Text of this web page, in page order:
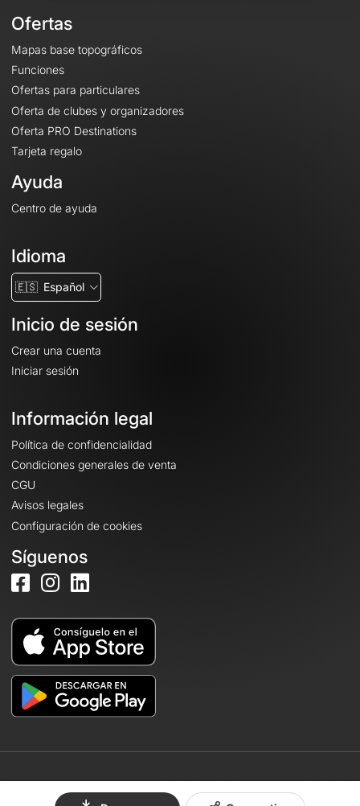
Ofertas
Mapas base topográficos
Funciones
Ofertas para particulares
Oferta de clubes y organizadores
Oferta PRO Destinations
Tarjeta regalo
Ayuda
Centro de ayuda
Idioma
🇪🇸 Español
Inicio de sesión
Crear una cuenta
Iniciar sesión
Información legal
Política de confidencialidad
Condiciones generales de venta
CGU
Avisos legales
Configuración de cookies
Síguenos